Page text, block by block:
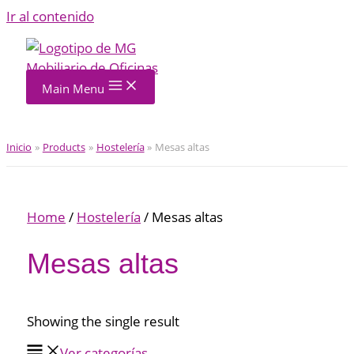
Ir al contenido
Main Menu
Inicio Products Hostelería Mesas altas
Home / Hostelería / Mesas altas
Mesas altas
Showing the single result